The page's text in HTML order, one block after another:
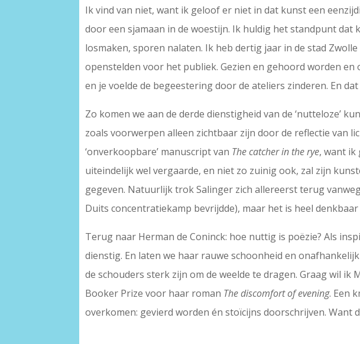
Ik vind van niet, want ik geloof er niet in dat kunst een
door een sjamaan in de woestijn. Ik huldig het standpunt
losmaken, sporen nalaten. Ik heb dertig jaar in de stad
openstelden voor het publiek. Gezien en gehoord worden
en je voelde de begeestering door de ateliers zinderen. En
Zo komen we aan de derde dienstigheid van de ‘nutteloze’
zoals voorwerpen alleen zichtbaar zijn door de reflectie van
‘onverkoopbare’ manuscript van The catcher in the rye, want ik
uiteindelijk wel vergaarde, en niet zo zuinig ook, zal zijn
gegeven. Natuurlijk trok Salinger zich allereerst terug
Duits concentratiekamp bevrijdde), maar het is heel
Terug naar Herman de Coninck: hoe nuttig is poëzie? Als
dienstig. En laten we haar rauwe schoonheid en
de schouders sterk zijn om de weelde te dragen. Graag wil
Booker Prize voor haar roman The discomfort of evening. Een
overkomen: gevierd worden én stoïcijns doorschrijven. Want